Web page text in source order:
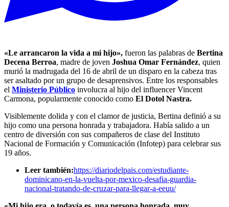
«Le arrancaron la vida a mi hijo», fueron las palabras de Bertina
Decena Berroa, madre de joven Joshua Omar Fernández, quien
murió la madrugada del 16 de abril de un disparo en la cabeza tras
ser asaltado por un grupo de desaprensivos. Entre los responsables
el Ministerio Público involucra al hijo del influencer Vincent
Carmona, popularmente conocido como El Dotol Nastra.
Visiblemente dolida y con el clamor de justicia, Bertina definió a su
hijo como una persona honrada y trabajadora. Había salido a un
centro de diversión con sus compañeros de clase del Instituto
Nacional de Formación y Comunicación (Infotep) para celebrar sus
19 años.
Leer también:https://diariodelpais.com/estudiante-
dominicano-en-la-vuelta-por-mexico-desafia-guardia-
nacional-tratando-de-cruzar-para-llegar-a-eeuu/